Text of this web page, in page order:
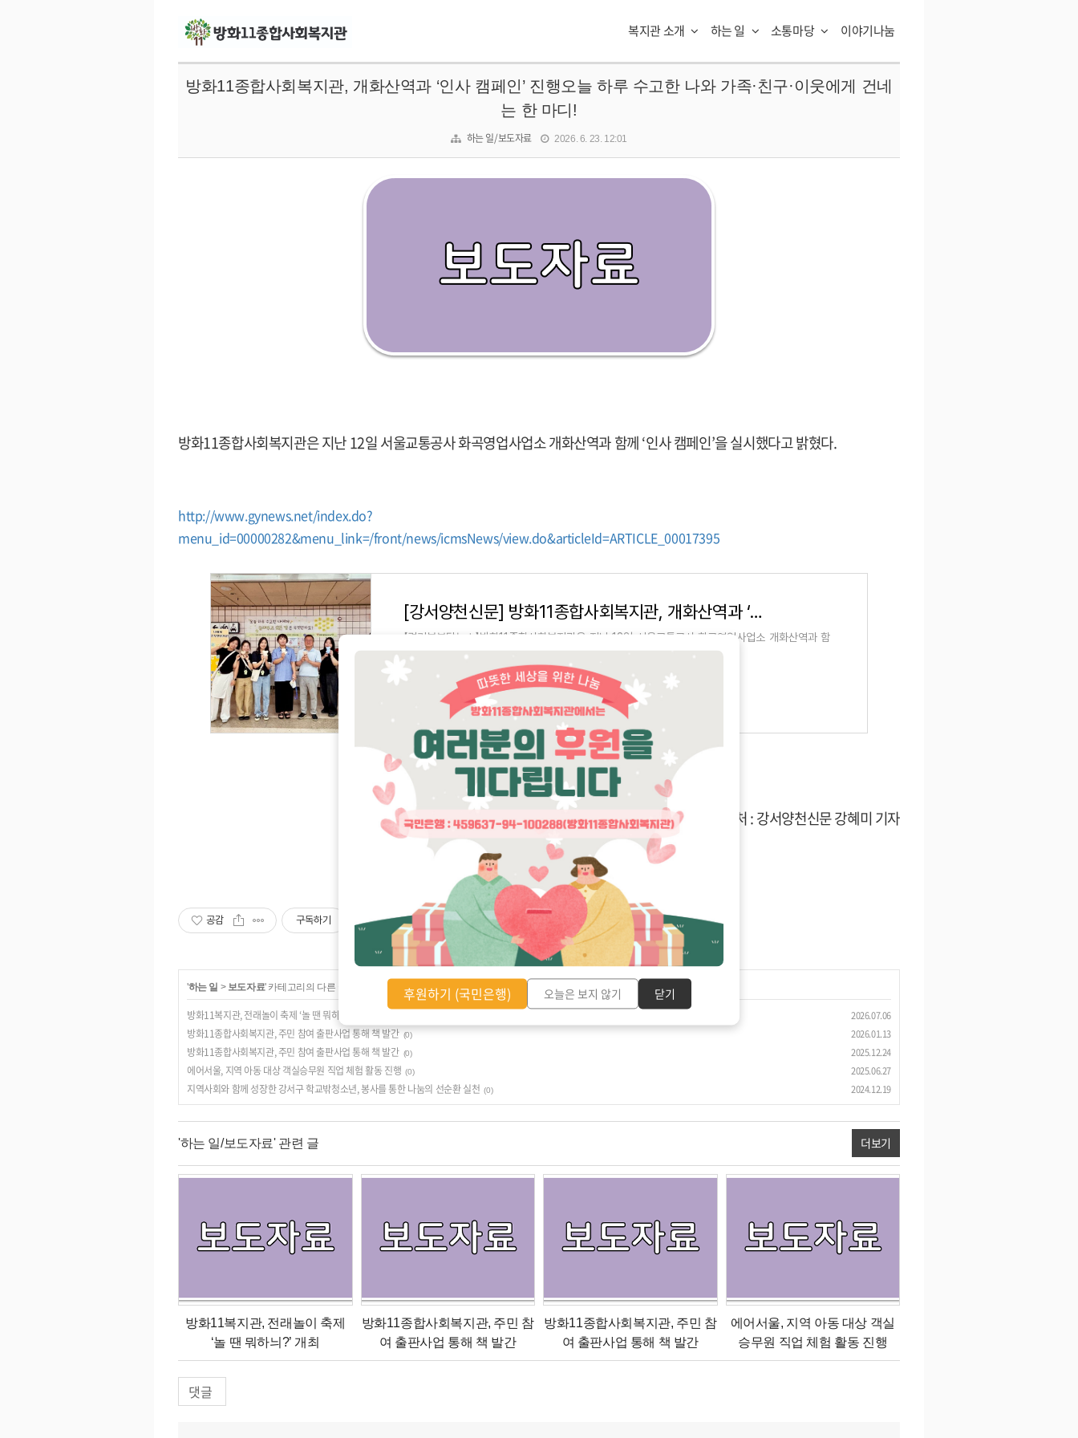
복지관 소개 하는 일 소통마당 이야기나눔
방화11종합사회복지관, 개화산역과 ‘인사 캠페인’ 진행오늘 하루 수고한 나와 가족·친구·이웃에게 건네
는 한 마디!
하는 일/보도자료 2026. 6. 23. 12:01
방화11종합사회복지관은 지난 12일 서울교통공사 화곡영업사업소 개화산역과 함께 ‘인사 캠페인’을 실시했다고 밝혔다.
http://www.gynews.net/index.do?
menu_id=00000282&menu_link=/front/news/icmsNews/view.do&articleId=ARTICLE_00017395
[강서양천신문] 방화11종합사회복지관, 개화산역과 ‘인사 캠페인’ 진행
【경기북부탑뉴스】방화11종합사회복지관은 지난 12일 서울교통공사 화곡영업사업소 개화산역과 함
께 ‘인사 캠페인’을 실시했다고 밝혔다.
gynews.net
출처 : 강서양천신문 강혜미 기자
공감 구독하기
'하는 일 > 보도자료' 카테고리의 다른 글
방화11복지관, 전래놀이 축제 ‘놀 땐 뭐하늬?’ 개최 2026.07.06
방화11종합사회복지관, 주민 참여 출판사업 통해 책 발간 (0) 2026.01.13
방화11종합사회복지관, 주민 참여 출판사업 통해 책 발간 (0) 2025.12.24
에어서울, 지역 아동 대상 객실승무원 직업 체험 활동 진행 (0) 2025.06.27
지역사회와 함께 성장한 강서구 학교밖청소년, 봉사를 통한 나눔의 선순환 실천 (0) 2024.12.19
'하는 일/보도자료' 관련 글 더보기
방화11복지관, 전래놀이 축제
‘놀 땐 뭐하늬?’ 개최
방화11종합사회복지관, 주민 참
여 출판사업 통해 책 발간
방화11종합사회복지관, 주민 참
여 출판사업 통해 책 발간
에어서울, 지역 아동 대상 객실
승무원 직업 체험 활동 진행
댓글
후원하기 (국민은행) 오늘은 보지 않기 닫기